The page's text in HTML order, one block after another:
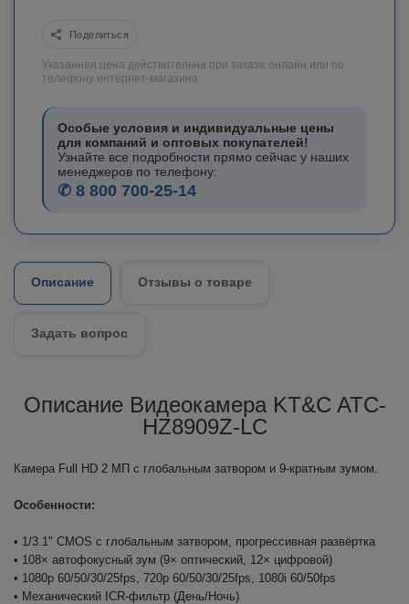
Поделиться
Указанная цена действительна при заказе онлайн или по
телефону интернет-магазина.
Особые условия и индивидуальные цены
для компаний и оптовых покупателей!
Узнайте все подробности прямо сейчас у наших
менеджеров по телефону:
✆ 8 800 700-25-14
Описание Отзывы о товаре
Задать вопрос
Описание Видеокамера KT&C ATC-
HZ8909Z-LC
Камера Full HD 2 МП с глобальным затвором и 9-кратным зумом.
Особенности:
• 1/3.1" CMOS с глобальным затвором, прогрессивная развёртка
• 108× автофокусный зум (9× оптический, 12× цифровой)
• 1080p 60/50/30/25fps, 720p 60/50/30/25fps, 1080i 60/50fps
• Механический ICR-фильтр (День/Ночь)